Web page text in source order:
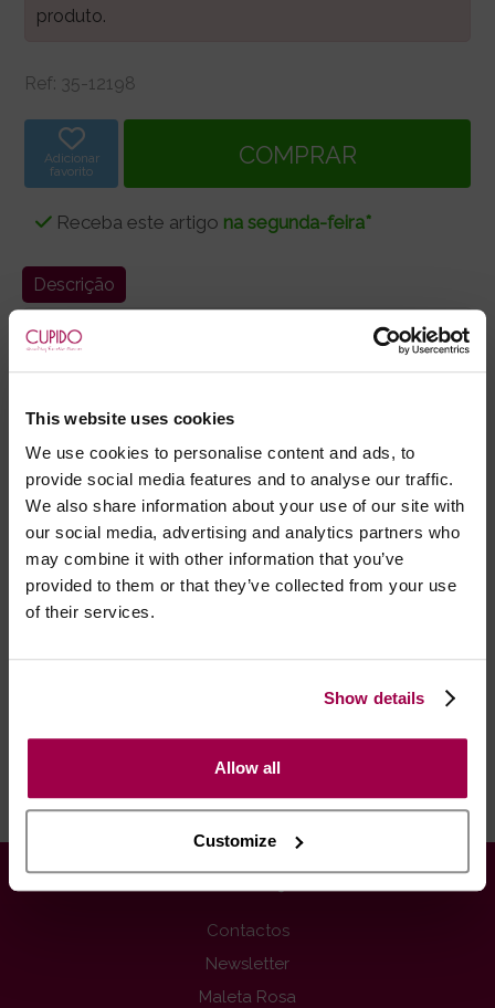
This website uses cookies
We use cookies to personalise content and ads, to
provide social media features and to analyse our traffic.
We also share information about your use of our site with
our social media, advertising and analytics partners who
may combine it with other information that you’ve
provided to them or that they’ve collected from your use
of their services.
Show details
Allow all
Customize
produto.
Ref: 35-12198
Adicionar
favorito
Receba este artigo na segunda-feira*
Descrição
Para estas quatro russas a vida só faz sentido a três,
- Idioma: Inglês/Espanhol
- Legendas: Português
- Embalagens 100% discretas
- *Entrega em 24 horas para pedidos antes das 16:00 h.
Após as 16:00 h, a sua encomenda será entregue em 48
Possibilidade de atraso em épocas festivas.
RECOMENDAMOS
INFORMAÇÕES
Contactos
Newsletter
Maleta Rosa